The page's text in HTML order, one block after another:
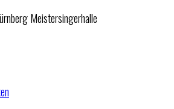
Meistersingerhalle